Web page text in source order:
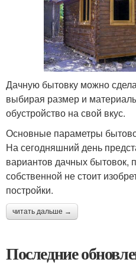
Дачную бытовку можно
выбирая размер и
обустройство на свой вкус.
Основные параметры
На сегодняшний день
вариантов дачных бытовок,
собственной не стоит
постройки.
читать дальше →
Последние